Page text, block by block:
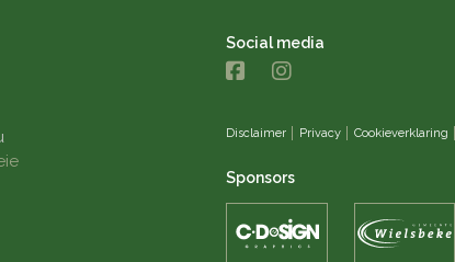
Social media
Disclaimer Privacy Cookieverklaring
Sponsors